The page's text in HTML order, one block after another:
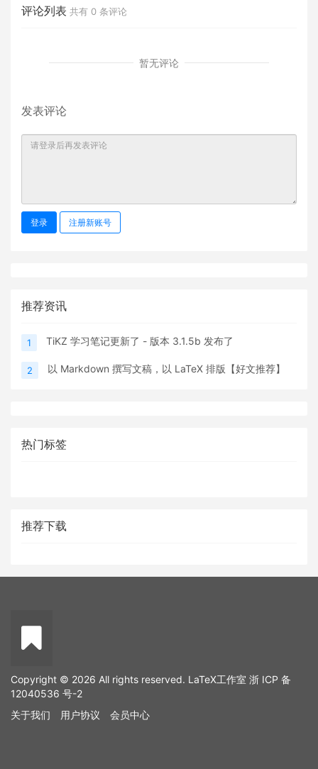
评论列表 共有 0 条评论
暂无评论
发表评论
登录 注册新账号
推荐资讯
1 TiKZ 学习笔记更新了 - 版本 3.1.5b 发布了
2 以 Markdown 撰写文稿，以 LaTeX 排版【好文推荐】
热门标签
推荐下载
Copyright © 2026 All rights reserved. LaTeX工作室 浙 ICP 备
12040536 号-2
关于我们
用户协议 会员中心